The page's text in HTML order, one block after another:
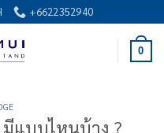
+6622352940
0
แบบไหนบ้าง ?